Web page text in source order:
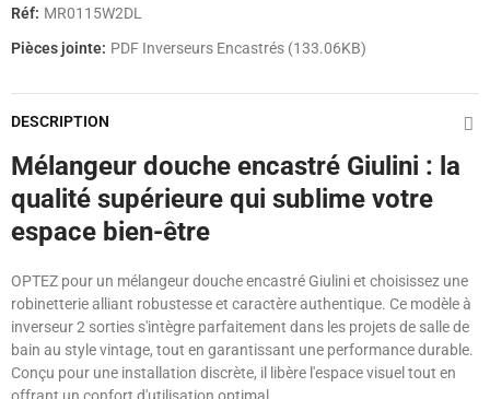
Réf: MR0115W2DL
Pièces jointe: PDF Inverseurs Encastrés (133.06KB)
DESCRIPTION
Mélangeur douche encastré Giulini : la
qualité supérieure qui sublime votre
espace bien-être
OPTEZ pour un mélangeur douche encastré Giulini et choisissez une
robinetterie alliant robustesse et caractère authentique. Ce modèle à
inverseur 2 sorties s'intègre parfaitement dans les projets de salle de
bain au style vintage, tout en garantissant une performance durable.
Conçu pour une installation discrète, il libère l'espace visuel tout en